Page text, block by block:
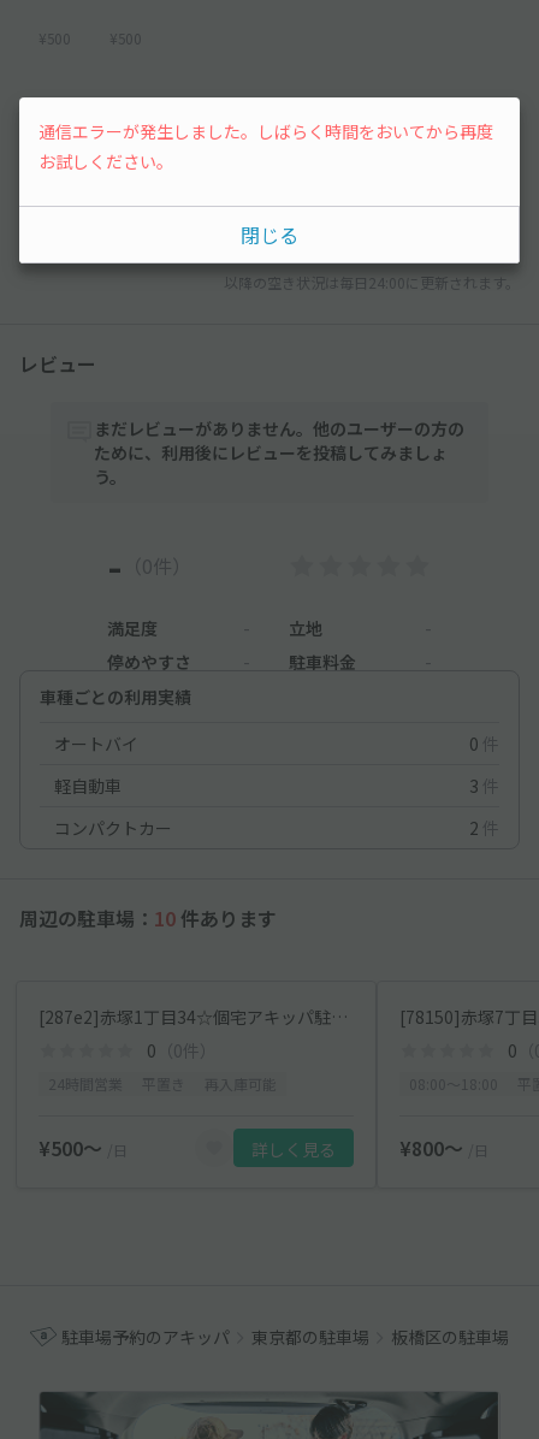
¥500 ¥500
2026年9月
以降の空き状況は毎日24:00に更新されます。
レビュー
まだレビューがありません。他のユーザーの方の
ために、利用後にレビューを投稿してみましょ
う。
- （0件）
満足度 立地
停めやすさ
駐車料金
車種ごとの利用実績
オートバイ
0 件
軽自動車
3 件
コンパクトカー
2 件
周辺の駐車場： 10 件あります
[287e2]赤塚1丁目34☆個宅アキッパ駐車場
0 （0件）
¥500〜 /日 詳しく見る
[78150]赤塚7丁
0
¥800〜 /日
駐車場予約のアキッパ 東京都の駐車場 板橋区の駐車場
通信エラーが発生しました。しばらく時間をおいてから再度
お試しください。
閉じる